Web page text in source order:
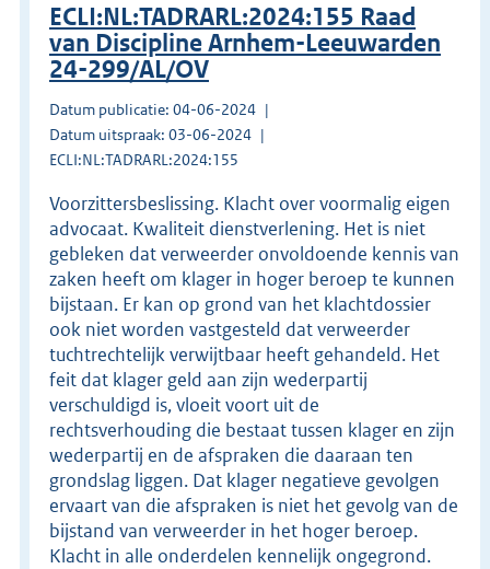
ECLI:NL:TADRARL:2024:155 Raad
van Discipline Arnhem-Leeuwarden
24-299/AL/OV
Datum publicatie: 04-06-2024
Datum uitspraak: 03-06-2024
ECLI:NL:TADRARL:2024:155
Voorzittersbeslissing. Klacht over voormalig eigen
advocaat. Kwaliteit dienstverlening. Het is niet
gebleken dat verweerder onvoldoende kennis van
zaken heeft om klager in hoger beroep te kunnen
bijstaan. Er kan op grond van het klachtdossier
ook niet worden vastgesteld dat verweerder
tuchtrechtelijk verwijtbaar heeft gehandeld. Het
feit dat klager geld aan zijn wederpartij
verschuldigd is, vloeit voort uit de
rechtsverhouding die bestaat tussen klager en zijn
wederpartij en de afspraken die daaraan ten
grondslag liggen. Dat klager negatieve gevolgen
ervaart van die afspraken is niet het gevolg van de
bijstand van verweerder in het hoger beroep.
Klacht in alle onderdelen kennelijk ongegrond.